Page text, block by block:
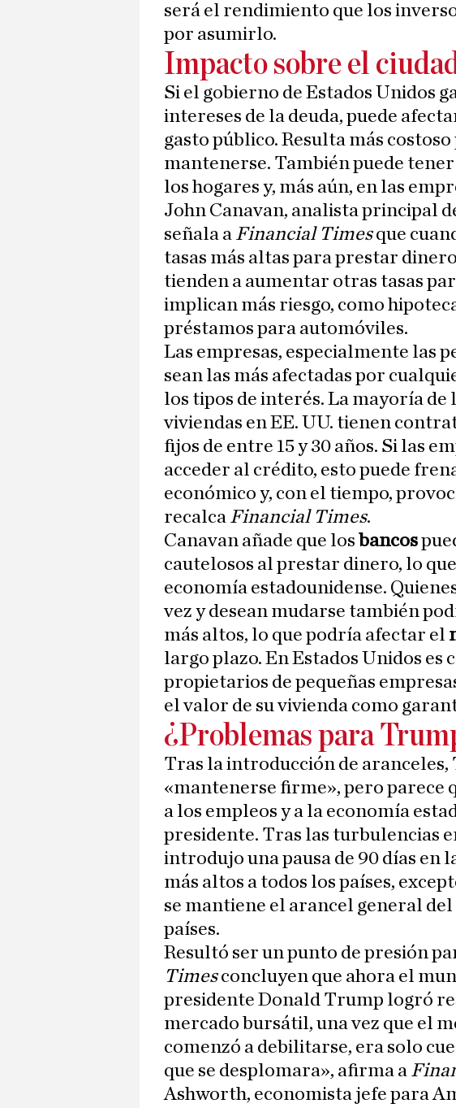
será el rendimiento que los
por asumirlo.
Impacto sobre el
Si el gobierno de Estados Unidos
intereses de la deuda, puede
gasto público. Resulta más
mantenerse. También puede
los hogares y, más aún, en las
John Canavan, analista principal
señala a Financial Timesque
tasas más altas para prestar
tienden a aumentar otras tasas
implican más riesgo, como
préstamos para automóviles.
Las empresas, especialmente las
sean las más afectadas por
los tipos de interés. La mayoría de
viviendas en EE. UU. tienen
fijos de entre 15 y 30 años. Si las
acceder al crédito, esto puede
económico y, con el tiempo,
recalca Financial Times.
Canavan añade que los bancos
cautelosos al prestar dinero, lo
economía estadounidense.
vez y desean mudarse también
más altos, lo que podría afectar el
largo plazo. En Estados Unidos es
propietarios de pequeñas
el valor de su vivienda como
¿Problemas para
Tras la introducción de aranceles,
«mantenerse firme», pero parece
a los empleos y a la economía
presidente. Tras las turbulencias
introdujo una pausa de 90 días en
más altos a todos los países,
se mantiene el arancel general del
países.
Resultó ser un punto de presión
Timesconcluyen que ahora el
presidente Donald Trump logró
mercado bursátil, una vez que el
comenzó a debilitarse, era solo
que se desplomara», afirma a
Ashworth, economista jefe para